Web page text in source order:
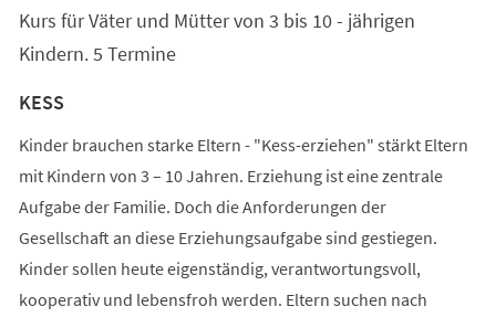
Kurs für Väter und Mütter von 3 bis 10 - jährigen
Kindern. 5 Termine
KESS
Kinder brauchen starke Eltern - "Kess-erziehen" stärkt Eltern
mit Kindern von 3 – 10 Jahren. Erziehung ist eine zentrale
Aufgabe der Familie. Doch die Anforderungen der
Gesellschaft an diese Erziehungsaufgabe sind gestiegen.
Kinder sollen heute eigenständig, verantwortungsvoll,
kooperativ und lebensfroh werden. Eltern suchen nach